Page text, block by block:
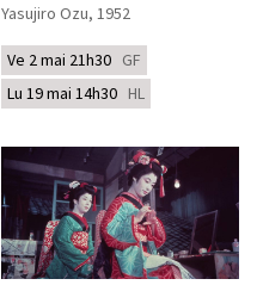
Yasujiro Ozu, 1952
Ve 2 mai 21h30 GF
Lu 19 mai 14h30 HL